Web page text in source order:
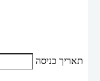
תאריך כניסה